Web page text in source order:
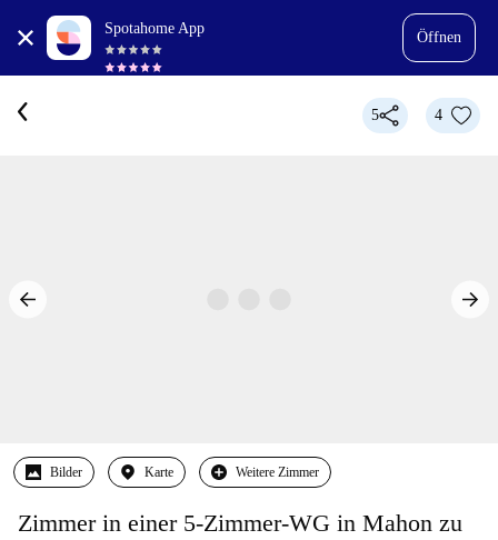
Spotahome App
Öffnen
5 4
Bilder Karte Weitere Zimmer
Zimmer in einer 5-Zimmer-WG in Mahon zu